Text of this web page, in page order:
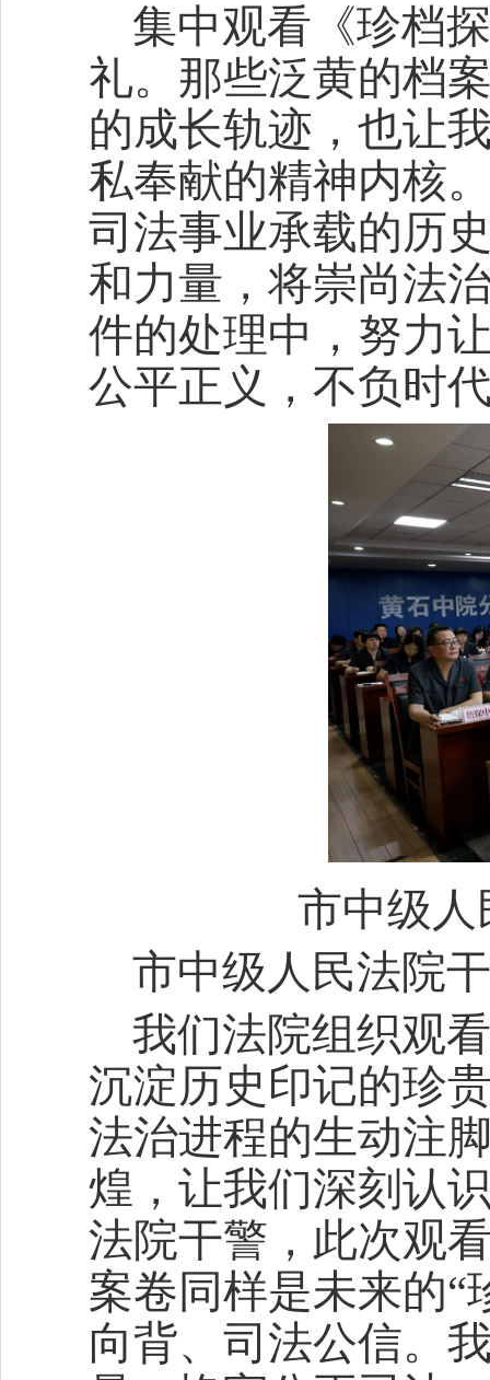
集中观看《珍档
礼。那些泛黄的档
的成长轨迹，也让
私奉献的精神内核
司法事业承载的历
和力量，将崇尚法
件的处理中，努力
公平正义，不负时
市中级
市中级人民法院
我们法院组织观
沉淀历史印记的珍
法治进程的生动注
煌，让我们深刻认
法院干警，此次观
案卷同样是未来的“
向背、司法公信。